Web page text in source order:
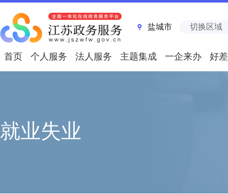
盐城市 切换区域
首页 个人服务 法人服务 主题集成 一企来办 好
就业失业